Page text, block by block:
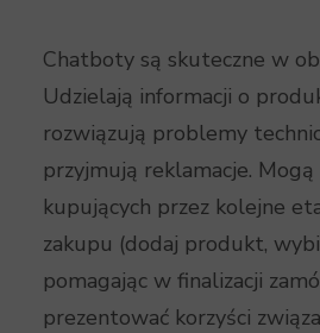
Chatboty są skuteczne w
Udzielają informacji o
rozwiązują problemy
przyjmują reklamacje.
kupujących przez kolejne
zakupu (dodaj produkt,
pomagając w finalizacji
prezentować korzyści